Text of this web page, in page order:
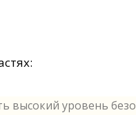
высокий уровень